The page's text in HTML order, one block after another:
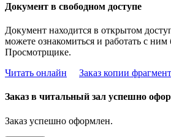
Документ в свободном доступе
Документ находится в открытом
можете ознакомиться и работать с
Просмотрщике.
Читать онлайн
Заказ копии
Заказ в читальный зал успешно
Заказ успешно оформлен.